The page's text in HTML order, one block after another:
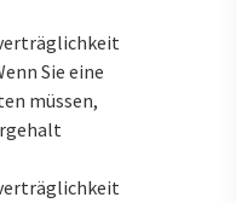
Sie eine
müssen,